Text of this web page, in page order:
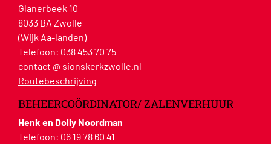
Glanerbeek 10
8033 BA Zwolle
(Wijk Aa-landen)
Telefoon: 038 453 70 75
contact @ sionskerkzwolle.nl
Routebeschrijving
BEHEERCOÖRDINATOR/ ZALENVERHUUR
Henk en Dolly Noordman
Telefoon: 06 19 78 60 41